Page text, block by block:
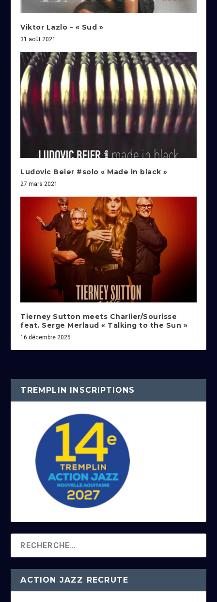
Viktor Lazlo – « Sud »
31 août 2021
Ludovic Beier #solo « Made in black »
27 mars 2021
Tierney Sutton meets Charlier/Sourisse
feat. Serge Merlaud « Talking to the Sun »
16 décembre 2025
TREMPLIN INSCRIPTIONS
ACTION JAZZ RECRUTE